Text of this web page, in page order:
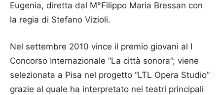
Eugenia, diretta dal M°Filippo Maria Bressan con
la regia di Stefano Vizioli.
Nel settembre 2010 vince il premio giovani al I
Concorso Internazionale “La città sonora”; viene
selezionata a Pisa nel progetto “LTL Opera Studio”
grazie al quale ha interpretato nei teatri principali